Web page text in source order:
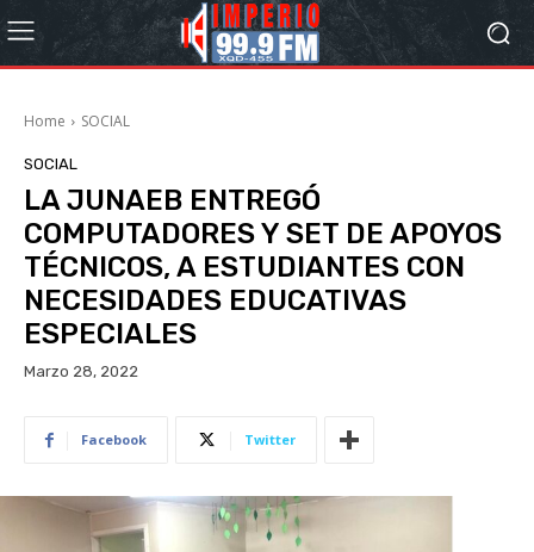
Home SOCIAL
SOCIAL
LA JUNAEB ENTREGÓ
COMPUTADORES Y SET DE APOYOS
TÉCNICOS, A ESTUDIANTES CON
NECESIDADES EDUCATIVAS
ESPECIALES
Marzo 28, 2022
Facebook Twitter